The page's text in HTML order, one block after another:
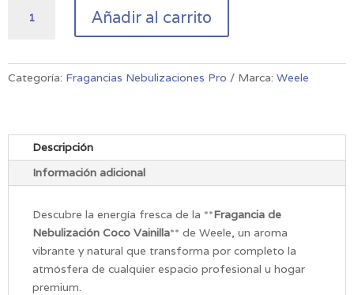
Nebulización
Vainilla
Añadir al carrito
Categoría: Fragancias Nebulizaciones Pro Marca: Weele
Descripción
Información adicional
Descubre la energía fresca de la **Fragancia de
Nebulización Coco Vainilla** de Weele, un aroma
vibrante y natural que transforma por completo la
atmósfera de cualquier espacio profesional u hogar
premium.